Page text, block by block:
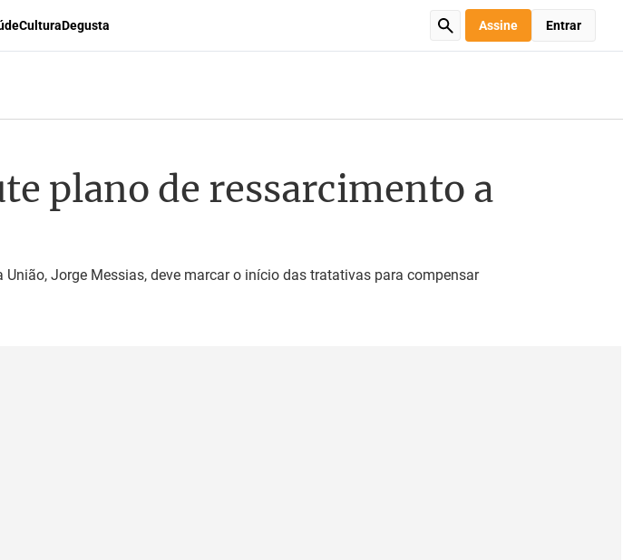
CulturaDegusta Assine Entrar
plano de ressarcimento a
Jorge Messias, deve marcar o início das tratativas para compensar